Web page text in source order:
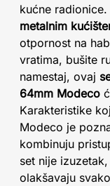
kućne
metalnim
otpornost na
vratima, bušite
namestaj, ovaj
64mm Modeco
Karakteristike
Modeco je
kombinuju
set nije
olakšavaju